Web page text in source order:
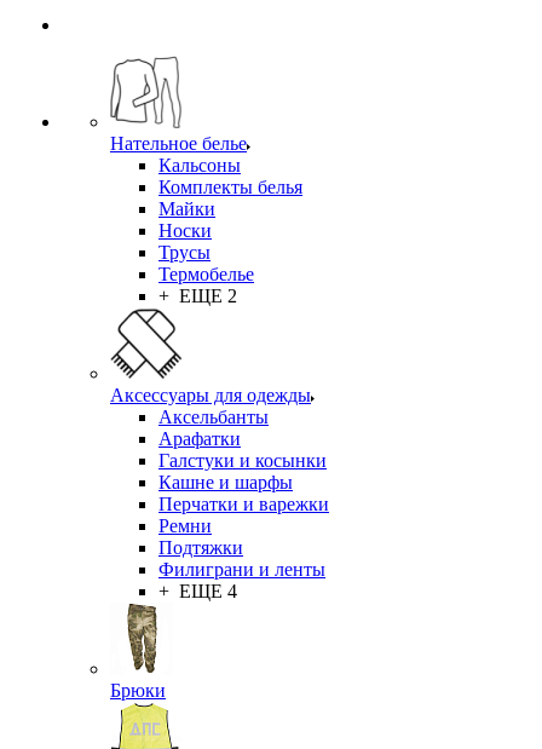
Нательное белье
Кальсоны
Комплекты белья
Майки
Носки
Трусы
Термобелье
+ ЕЩЕ 2
Аксессуары для одежды
Аксельбанты
Арафатки
Галстуки и косынки
Кашне и шарфы
Перчатки и варежки
Ремни
Подтяжки
Филиграни и ленты
+ ЕЩЕ 4
Брюки